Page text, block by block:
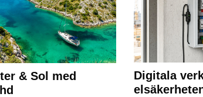
& Sol med
Digitala